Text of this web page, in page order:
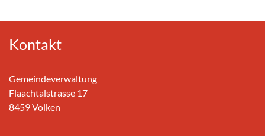
Kontakt
Gemeindeverwaltung
Flaachtalstrasse 17
8459 Volken